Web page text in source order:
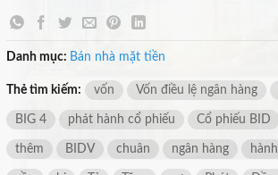
Danh mục: Bán nhà mặt tiền
Thẻ tìm kiếm: vốn Vốn điều lệ ngân hàng
BIG 4 phát hành cổ phiếu Cổ phiếu BID
thêm BIDV chuân ngân hàng hành